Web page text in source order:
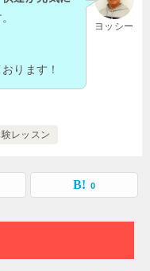
ヨッシー
ります！
レッスン
0